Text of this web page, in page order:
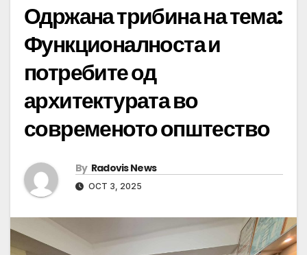
Одржана трибина на тема:
Функционалноста и
потребите од
архитектурата во
современото општество
By Radovis News
OCT 3, 2025